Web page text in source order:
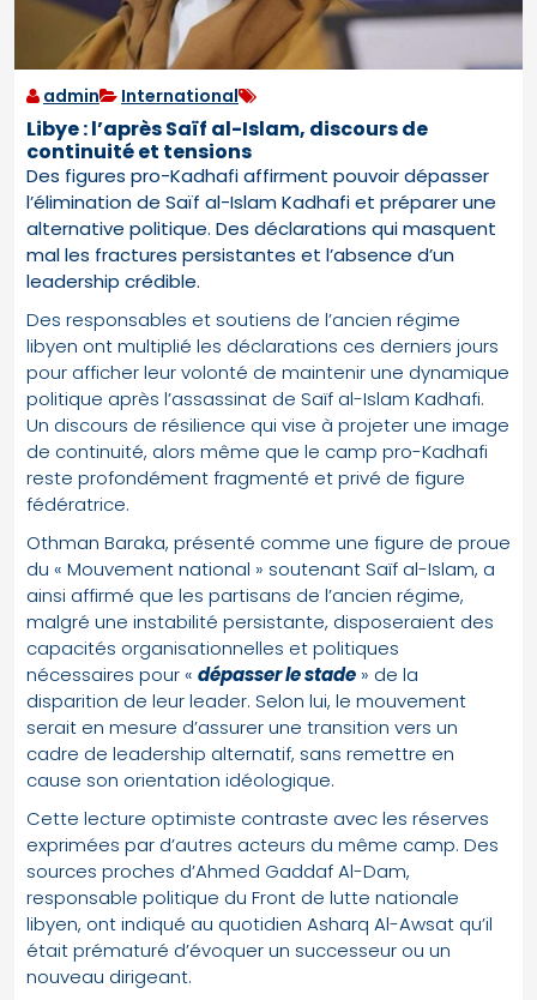
admin International
Libye : l’après Saïf al-Islam, discours de
continuité et tensions
Des figures pro-Kadhafi affirment pouvoir dépasser
l’élimination de Saïf al-Islam Kadhafi et préparer une
alternative politique. Des déclarations qui masquent
mal les fractures persistantes et l’absence d’un
leadership crédible.
Des responsables et soutiens de l’ancien régime
libyen ont multiplié les déclarations ces derniers jours
pour afficher leur volonté de maintenir une dynamique
politique après l’assassinat de Saïf al-Islam Kadhafi.
Un discours de résilience qui vise à projeter une image
de continuité, alors même que le camp pro-Kadhafi
reste profondément fragmenté et privé de figure
fédératrice.
Othman Baraka, présenté comme une figure de proue
du « Mouvement national » soutenant Saïf al-Islam, a
ainsi affirmé que les partisans de l’ancien régime,
malgré une instabilité persistante, disposeraient des
capacités organisationnelles et politiques
nécessaires pour « dépasser le stade » de la
disparition de leur leader. Selon lui, le mouvement
serait en mesure d’assurer une transition vers un
cadre de leadership alternatif, sans remettre en
cause son orientation idéologique.
Cette lecture optimiste contraste avec les réserves
exprimées par d’autres acteurs du même camp. Des
sources proches d’Ahmed Gaddaf Al-Dam,
responsable politique du Front de lutte nationale
libyen, ont indiqué au quotidien Asharq Al-Awsat qu’il
était prématuré d’évoquer un successeur ou un
nouveau dirigeant.